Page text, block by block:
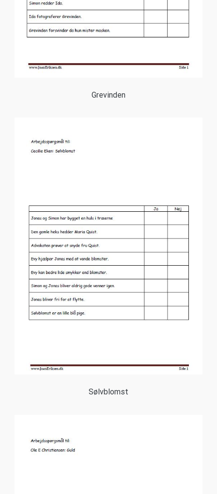
Grevinden
Sølvblomst